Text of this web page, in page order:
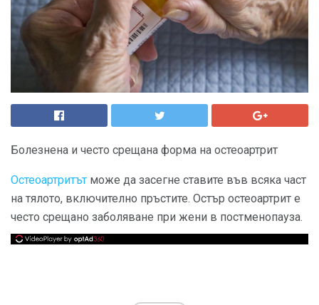
Болезнена и често срещана форма на остеоартрит
Остеоартритът може да засегне ставите във всяка част
на тялото, включително пръстите. Остър остеоартрит е
често срещано заболяване при жени в постменопауза.